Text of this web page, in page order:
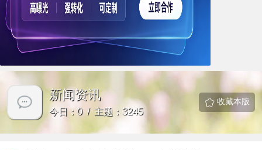
新闻资讯
今日：0 / 主题：3245
收藏本版